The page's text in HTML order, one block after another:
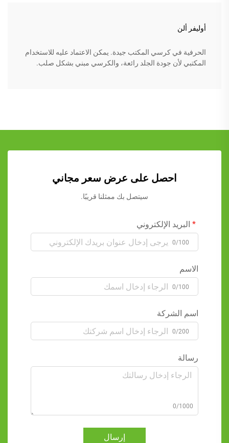
أوليفر ألن
الحرفية في كرسي المكتب جيدة. يمكن الاعتماد عليه للاستخدام
المكتبي لأن جودة الجلد رائعة، والكرسي مبني بشكل صلب.
احصل على عرض سعر مجاني
سيتصل بك ممثلنا قريبًا.
البريد الإلكتروني
0/100
الاسم
0/100
اسم الشركة
0/200
رسالة
0/1000
إرسال